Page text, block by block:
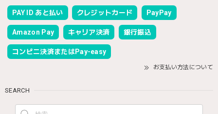
PAY ID あと払い クレジットカード PayPay
Amazon Pay キャリア決済 銀行振込
コンビニ決済またはPay-easy
お支払い方法について
SEARCH